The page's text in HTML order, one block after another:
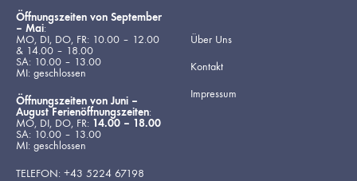
Öffnungszeiten von September
– Mai:
MO, DI, DO, FR: 10.00 – 12.00
& 14.00 – 18.00
SA: 10.00 – 13.00
MI: geschlossen
Öffnungszeiten von Juni –
August Ferienöffnungszeiten:
MO, DI, DO, FR: 14.00 – 18.00
SA: 10.00 – 13.00
MI: geschlossen
TELEFON: +43 5224 67198
Über Uns
Kontakt
Impressum